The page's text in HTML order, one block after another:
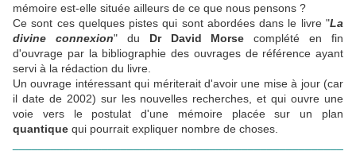
mémoire est-elle située ailleurs de ce que nous pensons ?
Ce sont ces quelques pistes qui sont abordées dans le livre "La
divine connexion" du Dr David Morse complété en fin
d'ouvrage par la bibliographie des ouvrages de référence ayant
servi à la rédaction du livre.
Un ouvrage intéressant qui mériterait d'avoir une mise à jour (car
il date de 2002) sur les nouvelles recherches, et qui ouvre une
voie vers le postulat d'une mémoire placée sur un plan
quantique qui pourrait expliquer nombre de choses.